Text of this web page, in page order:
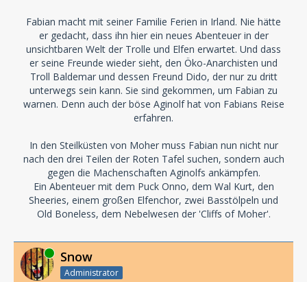
Fabian macht mit seiner Familie Ferien in Irland. Nie hätte
er gedacht, dass ihn hier ein neues Abenteuer in der
unsichtbaren Welt der Trolle und Elfen erwartet. Und dass
er seine Freunde wieder sieht, den Öko-Anarchisten und
Troll Baldemar und dessen Freund Dido, der nur zu dritt
unterwegs sein kann. Sie sind gekommen, um Fabian zu
warnen. Denn auch der böse Aginolf hat von Fabians Reise
erfahren.
In den Steilküsten von Moher muss Fabian nun nicht nur
nach den drei Teilen der Roten Tafel suchen, sondern auch
gegen die Machenschaften Aginolfs ankämpfen.
Ein Abenteuer mit dem Puck Onno, dem Wal Kurt, den
Sheeries, einem großen Elfenchor, zwei Basstölpeln und
Old Boneless, dem Nebelwesen der 'Cliffs of Moher'.
Online Snow
Administrator